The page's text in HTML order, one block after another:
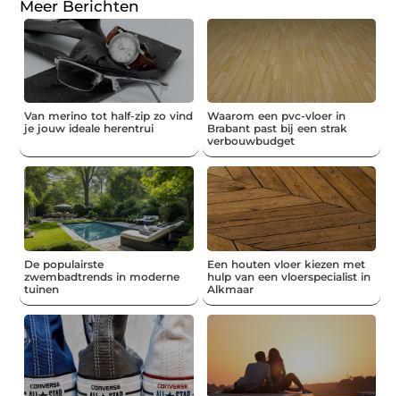
Meer Berichten
Van merino tot half-zip zo vind
je jouw ideale herentrui
Waarom een pvc-vloer in
Brabant past bij een strak
verbouwbudget
De populairste
zwembadtrends in moderne
tuinen
Een houten vloer kiezen met
hulp van een vloerspecialist in
Alkmaar